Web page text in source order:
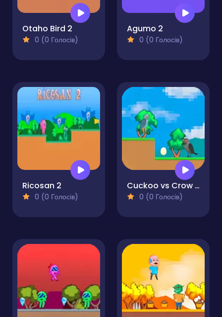
Otaho Bird 2
0 (0 Голосів)
Agumo 2
0 (0 Голосів)
Ricosan 2
0 (0 Голосів)
Cuckoo vs Crow Monster 2
0 (0 Голосів)